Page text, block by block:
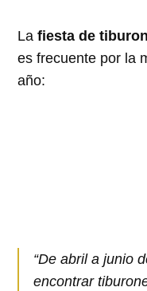
La fiesta de
es frecuente por la
año:
“De abril a junio
encontrar